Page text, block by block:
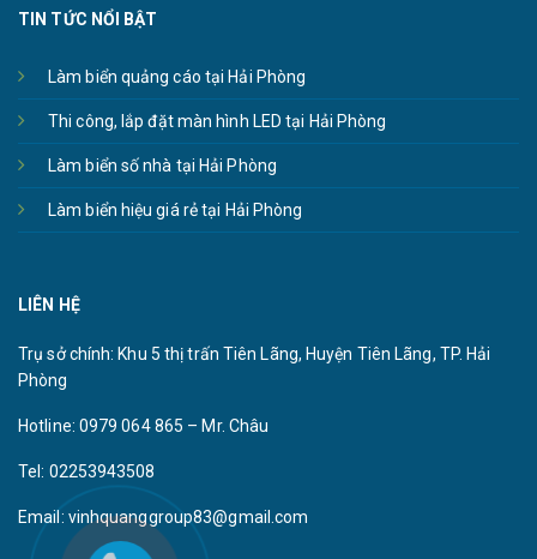
TIN TỨC NỔI BẬT
Làm biển quảng cáo tại Hải Phòng
Thi công, lắp đặt màn hình LED tại Hải Phòng
Làm biển số nhà tại Hải Phòng
Làm biển hiệu giá rẻ tại Hải Phòng
LIÊN HỆ
Trụ sở chính: Khu 5 thị trấn Tiên Lãng, Huyện Tiên Lãng, TP. Hải
Phòng
Hotline: 0979 064 865 – Mr. Châu
Tel: 02253943508
Email: vinhquanggroup83@gmail.com